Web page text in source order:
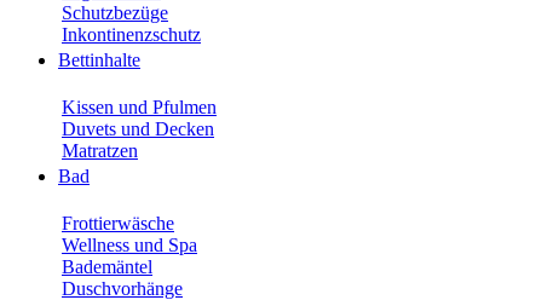
Schutzbezüge
Inkontinenzschutz
Bettinhalte
Kissen und Pfulmen
Duvets und Decken
Matratzen
Bad
Frottierwäsche
Wellness und Spa
Bademäntel
Duschvorhänge